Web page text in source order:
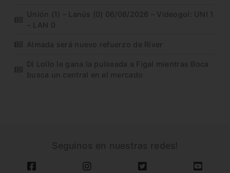
Unión (1) – Lanús (0) 06/08/2026 – Videogol: UNI 1
– LAN 0
Almada será nuevo refuerzo de River
Di Lollo le gana la pulseada a Figal mientras Boca
busca un central en el mercado